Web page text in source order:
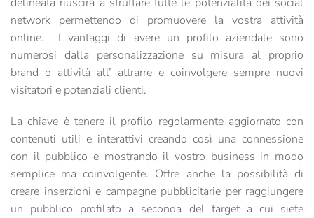
network permettendo di promuovere la vostra attività
online.
I vantaggi di avere un profilo aziendale sono
numerosi dalla personalizzazione su misura al proprio
brand o attività all’ attrarre e coinvolgere sempre nuovi
visitatori e potenziali clienti.
La chiave è tenere il profilo regolarmente aggiornato con
contenuti utili e interattivi creando così una connessione
con il pubblico e mostrando il vostro business in modo
semplice ma coinvolgente. Offre anche la possibilità di
creare inserzioni e campagne pubblicitarie per raggiungere
un pubblico profilato a seconda del target a cui siete